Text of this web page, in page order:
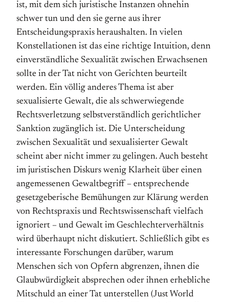
ist, mit dem sich juristische Instanzen ohnehin
schwer tun und den sie gerne aus ihrer
Entscheidungspraxis heraushalten. In vielen
Konstellationen ist das eine richtige Intuition, denn
ein­ver­ständliche Sexualität zwischen Er­wachsenen
sollte in der Tat nicht von Gerichten beurteilt
werden. Ein völlig anderes Thema ist aber
sexualisierte Gewalt, die als schwer­wiegende
Rechts­verletzung selbst­ver­ständlich gericht­licher
Sanktion zu­gäng­lich ist. Die Unter­scheidung
zwischen Sexualität und sexualisierter Gewalt
scheint aber nicht immer zu gelingen. Auch besteht
im juristischen Diskurs wenig Klarheit über einen
angemessenen Gewalt­begriff – entsprechende
gesetzgeberische Be­mühungen zur Klärung werden
von Rechts­praxis und Rechts­wissenschaft vielfach
ignoriert – und Gewalt im Geschlechterverhältnis
wird überhaupt nicht diskutiert. Schließlich gibt es
interessante Forschungen darüber, warum
Menschen sich von Opfern abgrenzen, ihnen die
Glaubwürdigkeit absprechen oder ihnen erhebliche
Mitschuld an einer Tat unterstellen (Just World